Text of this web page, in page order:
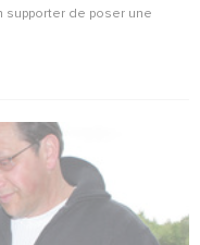
supporter de poser une